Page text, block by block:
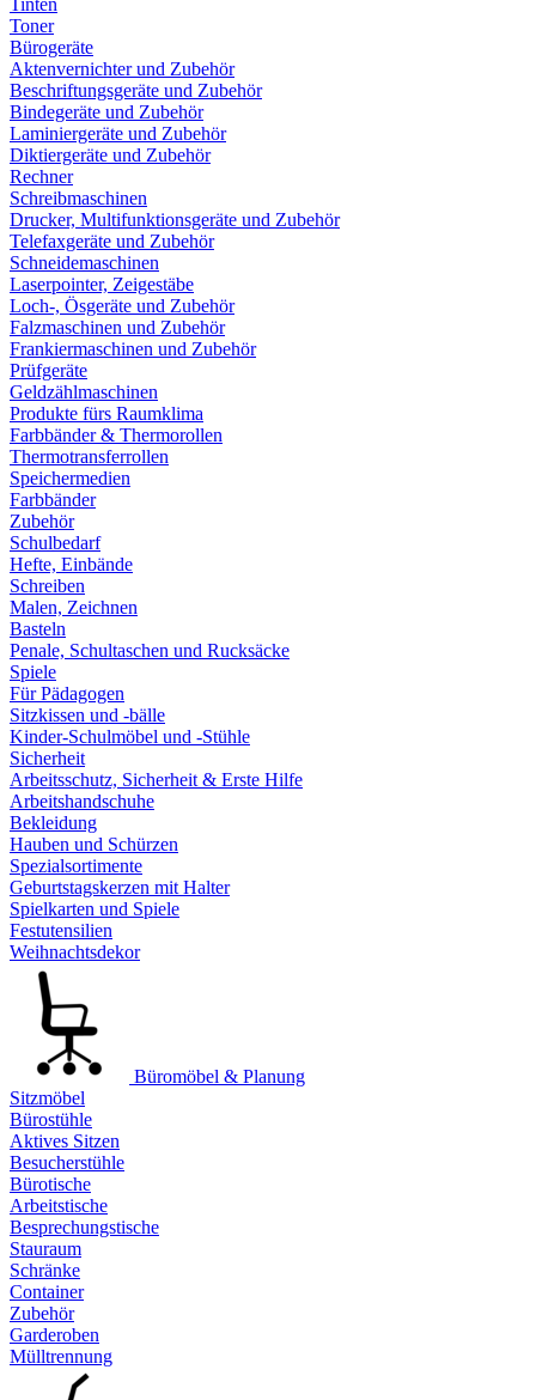
Tinten
Toner
Bürogeräte
Aktenvernichter und Zubehör
Beschriftungsgeräte und Zubehör
Bindegeräte und Zubehör
Laminiergeräte und Zubehör
Diktiergeräte und Zubehör
Rechner
Schreibmaschinen
Drucker, Multifunktionsgeräte und Zubehör
Telefaxgeräte und Zubehör
Schneidemaschinen
Laserpointer, Zeigestäbe
Loch-, Ösgeräte und Zubehör
Falzmaschinen und Zubehör
Frankiermaschinen und Zubehör
Prüfgeräte
Geldzählmaschinen
Produkte fürs Raumklima
Farbbänder & Thermorollen
Thermotransferrollen
Speichermedien
Farbbänder
Zubehör
Schulbedarf
Hefte, Einbände
Schreiben
Malen, Zeichnen
Basteln
Penale, Schultaschen und Rucksäcke
Spiele
Für Pädagogen
Sitzkissen und -bälle
Kinder-Schulmöbel und -Stühle
Sicherheit
Arbeitsschutz, Sicherheit & Erste Hilfe
Arbeitshandschuhe
Bekleidung
Hauben und Schürzen
Spezialsortimente
Geburtstagskerzen mit Halter
Spielkarten und Spiele
Festutensilien
Weihnachtsdekor
Büromöbel & Planung
Sitzmöbel
Bürostühle
Aktives Sitzen
Besucherstühle
Bürotische
Arbeitstische
Besprechungstische
Stauraum
Schränke
Container
Zubehör
Garderoben
Mülltrennung